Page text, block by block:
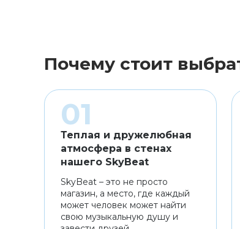
Почему стоит
Теплая и дружелюбная
атмосфера в стенах
нашего SkyBeat
SkyBeat – это не просто
магазин, а место, где каждый
может человек может найти
свою музыкальную душу и